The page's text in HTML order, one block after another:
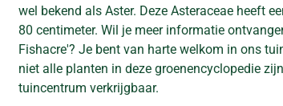
wel bekend als Aster. Deze Asteraceae heeft
80 centimeter. Wil je meer informatie
Fishacre'? Je bent van harte welkom in ons
niet alle planten in deze groenencyclopedie
tuincentrum verkrijgbaar.